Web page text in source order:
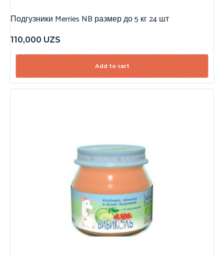
Подгузники Merries NB размер до 5 кг 24 шт
110,000 UZS
Add to cart